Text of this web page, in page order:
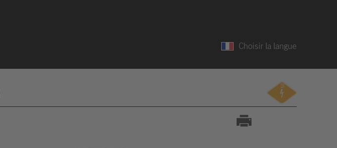
Choisir la langue